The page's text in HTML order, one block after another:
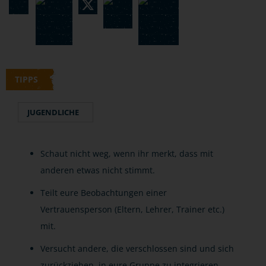
TIPPS
JUGENDLICHE
Schaut nicht weg, wenn ihr merkt, dass mit
anderen etwas nicht stimmt.
Teilt eure Beobachtungen einer
Vertrauensperson (Eltern, Lehrer, Trainer etc.)
mit.
Versucht andere, die verschlossen sind und sich